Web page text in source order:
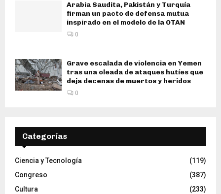
Arabia Saudita, Pakistán y Turquía
firman un pacto de defensa mutua
inspirado en el modelo de la OTAN
0
Grave escalada de violencia en Yemen
tras una oleada de ataques hutíes que
deja decenas de muertos y heridos
0
Categorías
Ciencia y Tecnología
(119)
Congreso
(387)
Cultura
(233)